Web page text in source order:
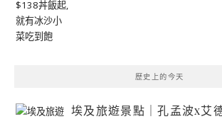
歷史上的今天
埃及旅遊景點｜孔孟波x艾